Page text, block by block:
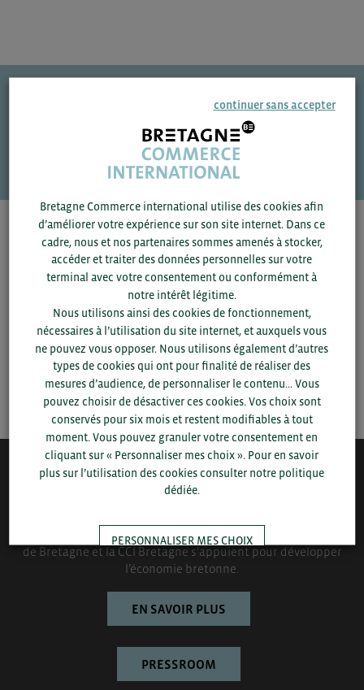
VOS CONTACTS
Pour voir les contacts, merci de renseigner votre
département et votre secteurou connectez-vous.
SAUVEGARDER
QUI-SOMMES NOUS ?
de 1000 entreprises bretonnes sur laquelle le Conseil régional
de Bretagne et la CCI Bretagne s’appuient pour développer
l’économie bretonne.
EN SAVOIR PLUS
PRESSROOM
continuer sans accepter
Bretagne Commerce international utilise des cookies afin
d’améliorer votre expérience sur son site internet. Dans ce
cadre, nous et nos partenaires sommes amenés à stocker,
accéder et traiter des données personnelles sur votre
terminal avec votre consentement ou conformément à
notre intérêt légitime.
Nous utilisons ainsi des cookies de fonctionnement,
nécessaires à l’utilisation du site internet, et auxquels vous
ne pouvez vous opposer. Nous utilisons également d’autres
types de cookies qui ont pour finalité de réaliser des
mesures d’audience, de personnaliser le contenu... Vous
pouvez choisir de désactiver ces cookies. Vos choix sont
conservés pour six mois et restent modifiables à tout
moment. Vous pouvez granuler votre consentement en
cliquant sur « Personnaliser mes choix ». Pour en savoir
plus sur l’utilisation des cookies consulter notre politique
dédiée.
PERSONNALISER MES CHOIX
TOUT ACCEPTER